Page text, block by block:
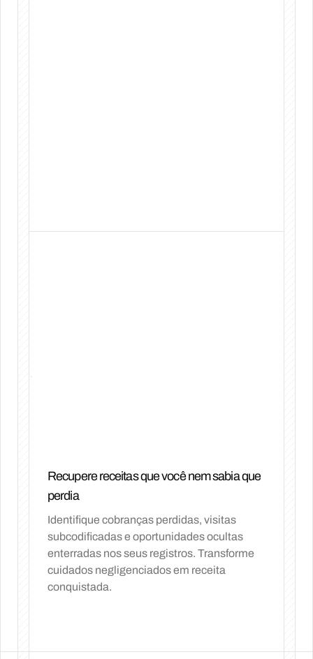
Recupere receitas que você nem sabia que
perdia
Identifique cobranças perdidas, visitas
subcodificadas e oportunidades ocultas
enterradas nos seus registros. Transforme
cuidados negligenciados em receita
conquistada.